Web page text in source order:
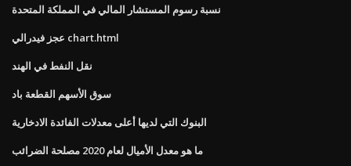
نسبة رسوم المستشار المالي في المملكة المتحدة
عجز فيدرالي chart.html
نقل النفط في الهند
سوق الأسهم القطعة باد
البنوك التي لديها أعلى معدلات الفائدة الادخارية
ما هو معدل الأميال لعام 2020 مصلحة الضرائب